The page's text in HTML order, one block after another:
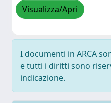
Visualizza/Apri
I documenti in ARCA
e tutti i diritti sono
indicazione.